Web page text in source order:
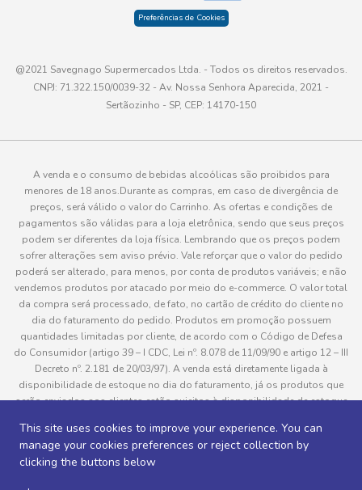
This site uses cookies to improve your experience. You can
manage your cookies preferences or reject collection by
clicking the buttons below
Preferências de Cookies
@2021 Savegnago Supermercados Ltda. - Todos os direitos reservados.
CNPJ: 71.322.150/0039-32 - Av. Nossa Senhora Aparecida, 2021 -
Sertãozinho - SP, CEP: 14170-150
A venda e o consumo de bebidas alcoólicas são proibidos para
menores de 18 anos.Durante as compras, em caso de divergência de
preços, será válido o valor do Carrinho. As ofertas e condições de
pagamentos são válidas para a loja eletrônica, sendo que seus preços
podem ser diferentes da loja física. Lembrando que os preços podem
sofrer alterações sem aviso prévio. Vale reforçar que o valor do pedido
poderá ser alterado, para menos, por conta de produtos variáveis; e não
vendemos produtos por atacado por meio do e-commerce. O valor total
da compra será processado, de fato, no cartão de crédito do cliente no
dia do faturamento do pedido. Produtos em promoção possuem
quantidades limitadas por cliente, de acordo com o Código de Defesa
do Consumidor (artigo 39 – I CDC, Lei nº. 8.078 de 11/09/90 e artigo 12 – III
Decreto nº. 2.181 de 20/03/97). A venda está diretamente ligada à
disponibilidade de estoque no dia do faturamento, já os produtos que
serão enviados aos clientes estão sujeitos à disponibilidade de estoque
pedido do cliente, este não será entregue e o valor do item não será
cobrado. As fotos dos produtos no site são ilustrativas, podendo haver
divergência com o produto real e todos os pedidos estão sujeitos à